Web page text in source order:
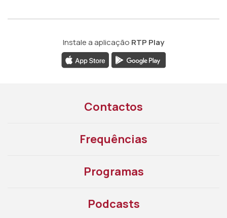
Instale a aplicação RTP Play
Contactos
Frequências
Programas
Podcasts